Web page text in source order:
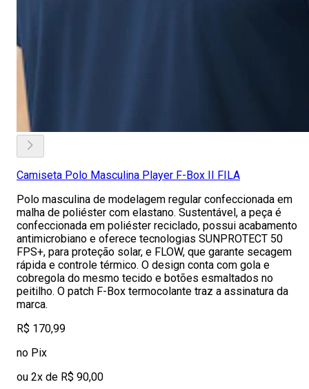
Camiseta Polo Masculina Player F-Box II FILA
Polo masculina de modelagem regular confeccionada em
malha de poliéster com elastano. Sustentável, a peça é
confeccionada em poliéster reciclado, possui acabamento
antimicrobiano e oferece tecnologias SUNPROTECT 50
FPS+, para proteção solar, e FLOW, que garante secagem
rápida e controle térmico. O design conta com gola e
cobregola do mesmo tecido e botões esmaltados no
peitilho. O patch F-Box termocolante traz a assinatura da
marca.
R$ 170,99
no Pix
ou 2x de R$ 90,00